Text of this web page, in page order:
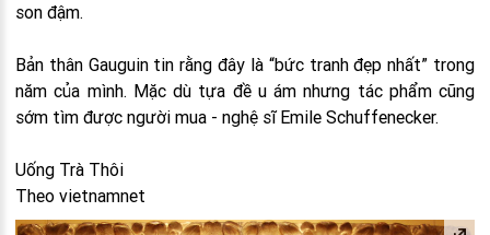
son đậm.
Bản thân Gauguin tin rằng đây là “bức tranh đẹp nhất” trong
năm của mình. Mặc dù tựa đề u ám nhưng tác phẩm cũng
sớm tìm được người mua - nghệ sĩ Emile Schuffenecker.
Uống Trà Thôi
Theo vietnamnet